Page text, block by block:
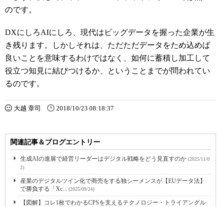
のです。
DXにしろAIにしろ、現代はビッグデータを握った企業が生
き残ります。しかしそれは、ただただデータをため込めば
良いことを意味するわけではなく、如何に蓄積し加工して
役立つ知見に結びつけるか、ということまでが問われてい
るのです。
大越 章司 2018/10/23 08:18:37
関連記事＆ブログエントリー
生成AIの進展で経営リーダーはデジタル戦略をどう見直すのか (2025/11/0
2)
産業のデジタルツイン化で商売をする独シーメンスが【EUデータ法】
で勝負する「Xc...
(2025/09/24)
【図解】コレ1枚でわかるCPSを支えるテクノロジー・トライアングル